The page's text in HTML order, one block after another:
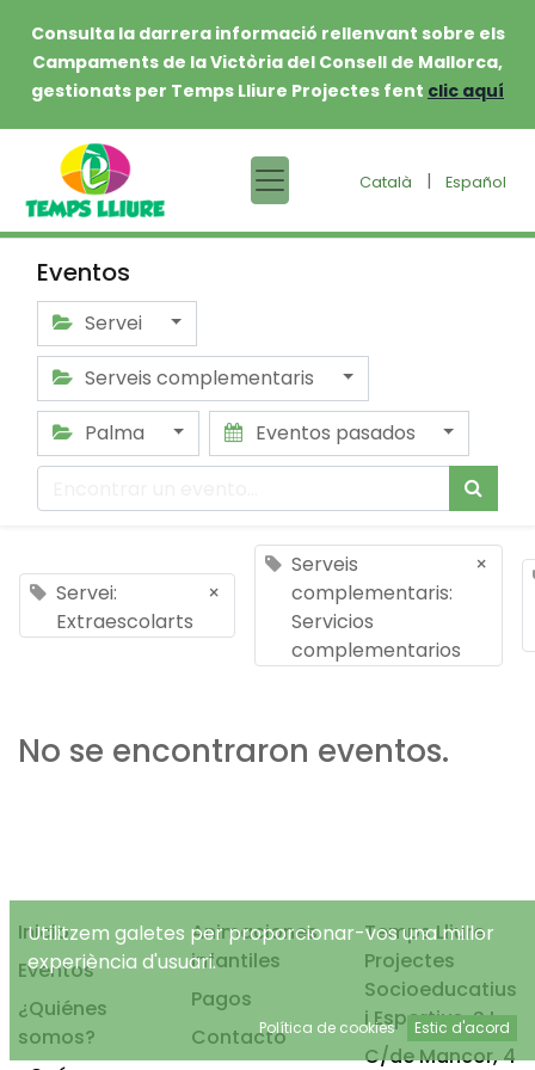
Consulta la darrera informació rellenvant sobre els
Campaments de la Victòria del Consell de Mallorca,
gestionats per Temps Lliure Projectes fent clic aquí
Català | Español
Eventos
Servei
Serveis complementaris
Palma
Eventos pasados
Servei:
Extraescolarts
×
Serveis
complementaris:
Servicios
complementarios
×
No se encontraron eventos.
Inicio
Eventos
¿Quiénes
somos?
Animaciones
infantiles
Pagos
Contacto
Temps Lliure
Projectes
Socioeducatius
i Esportius, S.L.
C/de Mancor, 4
Utilitzem galetes per proporcionar-vos una millor
experiència d'usuari.
Política de cookies Estic d'acord